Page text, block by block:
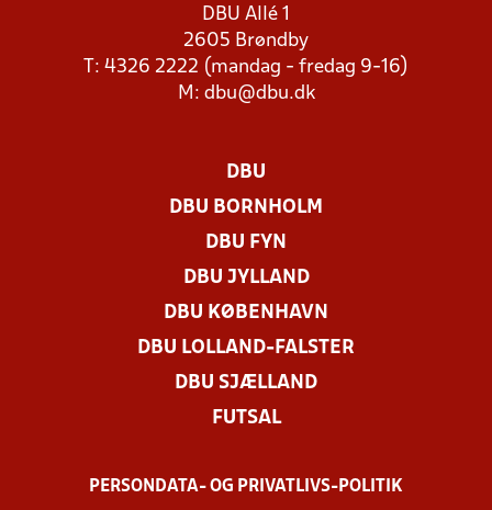
DBU Allé 1
2605 Brøndby
T: 4326 2222 (mandag - fredag 9-16)
M: dbu@dbu.dk
DBU
DBU BORNHOLM
DBU FYN
DBU JYLLAND
DBU KØBENHAVN
DBU LOLLAND-FALSTER
DBU SJÆLLAND
FUTSAL
PERSONDATA- OG PRIVATLIVS-POLITIK